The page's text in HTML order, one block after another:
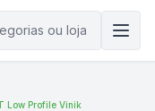
Low Profile Vinik